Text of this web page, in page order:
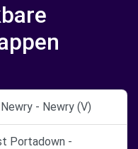
- Newry (V)
Portadown -